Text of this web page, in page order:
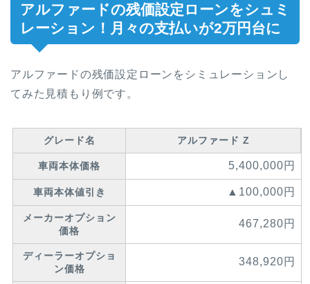
アルファードの残価設定ローンをシュミ
レーション！月々の支払いが2万円台に
アルファードの残価設定ローンをシミュレーションし
てみた見積もり例です。
グレード名 アルファード Z
車両本体価格 5,400,000円
車両本体値引き ▲100,000円
メーカーオプション
価格
467,280円
ディーラーオプショ
ン価格
348,920円